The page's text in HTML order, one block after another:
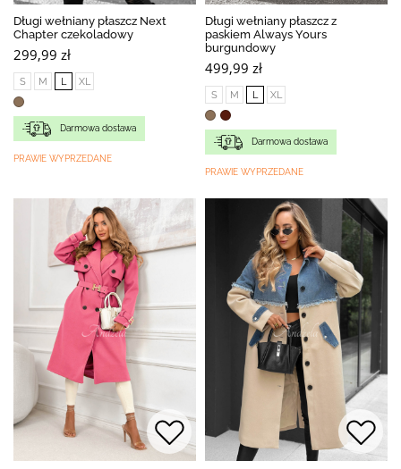
Długi wełniany płaszcz Next
Chapter czekoladowy
299,99 zł
S M L XL
Darmowa dostawa
PRAWIE WYPRZEDANE
Długi wełniany płaszcz z
paskiem Always Yours
burgundowy
499,99 zł
S M L XL
Darmowa dostawa
PRAWIE WYPRZEDANE